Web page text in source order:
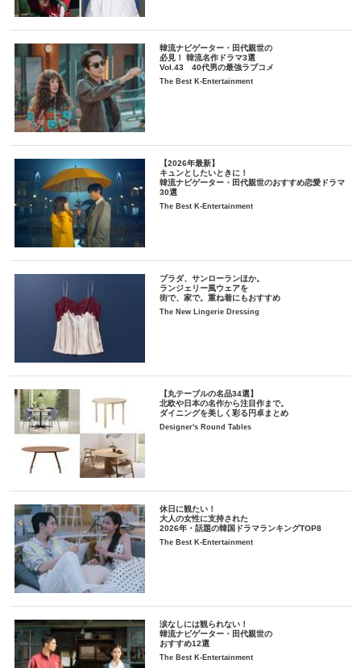
韓流ナビゲーター・田代親世の
必見！ 韓流名作ドラマ3選
Vol.43 40代男の最強ラブコメ
The Best K-Entertainment
【2026年最新】
キュンとしたいときに！
韓流ナビゲーター・田代親世のおすすめ恋愛ドラマ
30選
The Best K-Entertainment
プラダ、サンローランほか。
ランジェリー風ウェアを
街で、家で。重ね着にもおすすめ
The New Lingerie Dressing
【丸テーブルの名品34選】
北欧や日本の名作から注目作まで。
ダイニングを美しく彩る円卓まとめ
Designer's Round Tables
休日に観たい！
大人の女性に支持された
2026年・話題の韓国ドラマランキングTOP8
The Best K-Entertainment
涙なしには観られない！
韓流ナビゲーター・田代親世の
おすすめ12選
The Best K-Entertainment